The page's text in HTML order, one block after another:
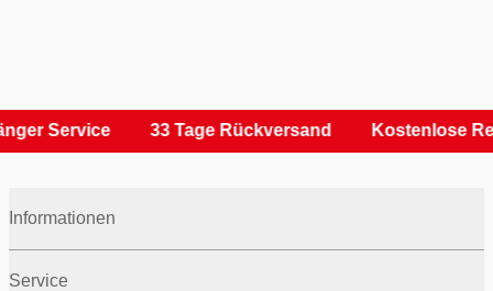
Service 33 Tage Rückversand Kostenlose
Informationen
Service